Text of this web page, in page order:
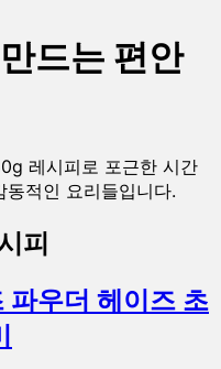
드는 편안
레시피로 포근한 시간
적인 요리들입니다.
피
파우더 헤이즈 초